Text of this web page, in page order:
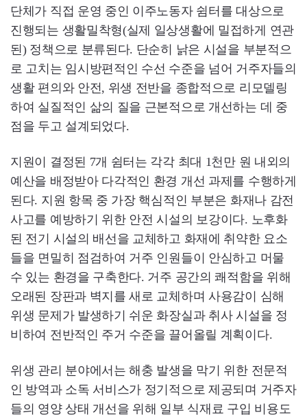
단체가 직접 운영 중인 이주노동자 쉼터를 대상으로
진행되는 생활밀착형(실제 일상생활에 밀접하게 연관
된) 정책으로 분류된다. 단순히 낡은 시설을 부분적으
로 고치는 임시방편적인 수선 수준을 넘어 거주자들의
생활 편의와 안전, 위생 전반을 종합적으로 리모델링
하여 실질적인 삶의 질을 근본적으로 개선하는 데 중
점을 두고 설계되었다.
지원이 결정된 7개 쉼터는 각각 최대 1천만 원 내외의
예산을 배정받아 다각적인 환경 개선 과제를 수행하게
된다. 지원 항목 중 가장 핵심적인 부분은 화재나 감전
사고를 예방하기 위한 안전 시설의 보강이다. 노후화
된 전기 시설의 배선을 교체하고 화재에 취약한 요소
들을 면밀히 점검하여 거주 인원들이 안심하고 머물
수 있는 환경을 구축한다. 거주 공간의 쾌적함을 위해
오래된 장판과 벽지를 새로 교체하며 사용감이 심해
위생 문제가 발생하기 쉬운 화장실과 취사 시설을 정
비하여 전반적인 주거 수준을 끌어올릴 계획이다.
위생 관리 분야에서는 해충 발생을 막기 위한 전문적
인 방역과 소독 서비스가 정기적으로 제공되며 거주자
들의 영양 상태 개선을 위해 일부 식재료 구입 비용도